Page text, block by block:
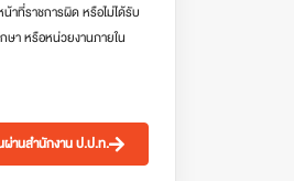
ที่ราชการผิด หรือไม่ได้รับ
ษา หรือหน่วยงานภายใน
ผ่านสำนักงาน ป.ป.ท.